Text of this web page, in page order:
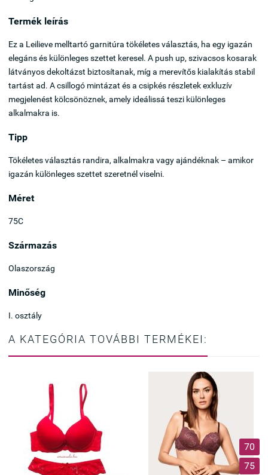
Termék leírás
Ez a Leilieve melltartó garnitúra tökéletes választás, ha egy igazán
elegáns és különleges szettet keresel. A push up, szivacsos kosarak
látványos dekoltázst biztosítanak, míg a merevítős kialakítás stabil
tartást ad. A csillogó mintázat és a csipkés részletek exkluzív
megjelenést kölcsönöznek, amely ideálissá teszi különleges
alkalmakra is.
Tipp
Tökéletes választás randira, alkalmakra vagy ajándéknak – amikor
igazán különleges szettet szeretnél viselni.
Méret
75C
Származás
Olaszország
Minőség
I. osztály
A KATEGÓRIA TOVÁBBI TERMÉKEI:
70
75